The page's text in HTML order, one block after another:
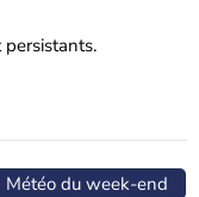
Météo du week-end